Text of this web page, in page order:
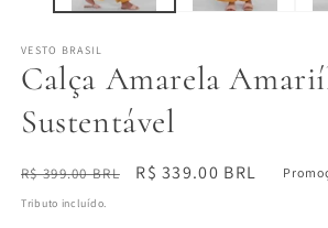
VESTO BRASIL
Calça Amarela
Sustentável
Preço
normal
R$ 399.00 BRL
Preço
R$ 339.00 BRL
Tributo incluído.